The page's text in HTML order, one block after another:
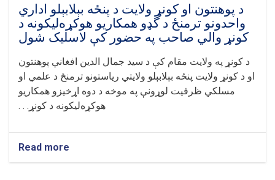
د پوهنتون او کونړ ولايت د پنځه بېلابېلو اداري
واحدونو ترمنځ د گډو همکاريو هوکړه‌ليکونه د
کونړ والي صاحب په حضور کې لاسليک شول
د کونړ په ولايت مقام کې د سيد جمال الدين افغاني پوهنتون
او د کونړ ولايت پنځه بېلابېلو ولايتي رياستونو ترمنځ د علمي او
مسلکي ظرفيت لوړونې په موخه د دوه اړخيزو همکاريو
هوکړه‌ليکونه د کونړ. . .
Read more
د